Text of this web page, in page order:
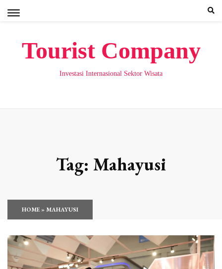
Tourist Company
Investasi Internasional Sektor Wisata
Tag: Mahayusi
HOME» MAHAYUSI